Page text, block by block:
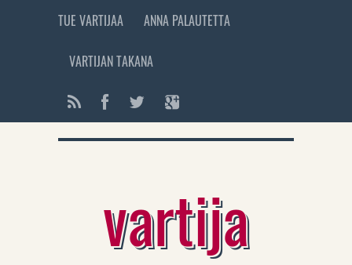
TUE VARTIJAA ANNA PALAUTETTA
VARTIJAN TAKANA
vartija